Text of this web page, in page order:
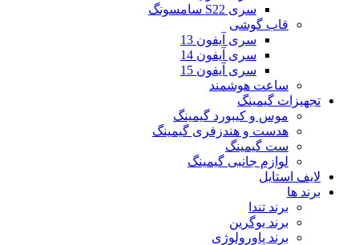
سری S22 سامسونگ
قاب گوشی
سری آیفون 13
سری آیفون 14
سری آیفون 15
ساعت هوشمند
تجهیزات گیمینگ
موس و کیبورد گیمینگ
هدست و هندزفری گیمینگ
ست گیمینگ
لوازم جانبی گیمینگ
لایف استایل
برند ها
برند تندا
برند یوگرین
برند پاورولوژی